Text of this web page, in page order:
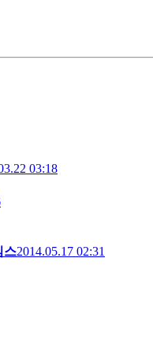
03:18
스2014.05.17 02:31